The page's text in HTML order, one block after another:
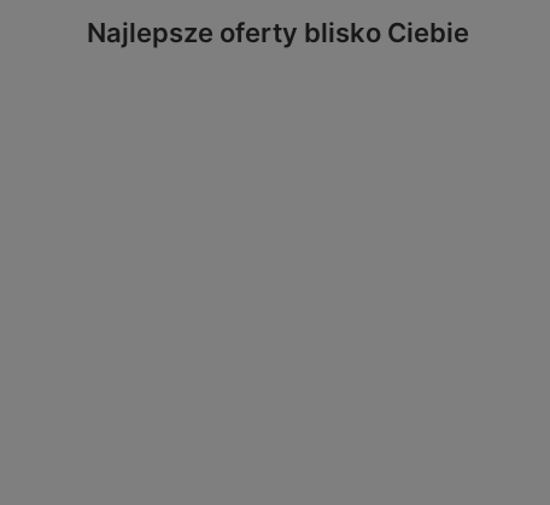
Najlepsze oferty blisko Ciebie